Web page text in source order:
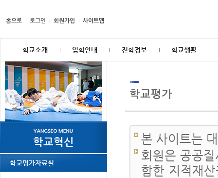
홈으로 로그인 회원가입 사이트맵
학교소개 입학안내 진학정보 학교생활
학교혁신
학교평가자료실
학교평가
본 사이트는
회원은 공공
함한 지적재